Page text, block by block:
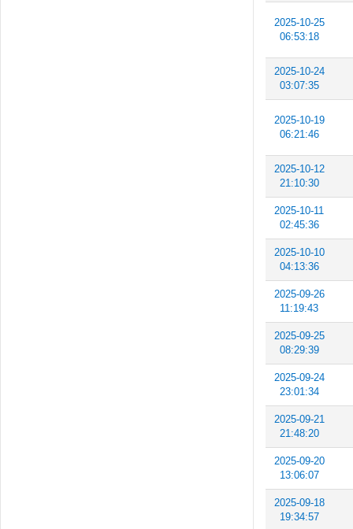
2025-10-25
06:53:18
2025-10-24
03:07:35
2025-10-19
06:21:46
2025-10-12
21:10:30
2025-10-11
02:45:36
2025-10-10
04:13:36
2025-09-26
11:19:43
2025-09-25
08:29:39
2025-09-24
23:01:34
2025-09-21
21:48:20
2025-09-20
13:06:07
2025-09-18
19:34:57